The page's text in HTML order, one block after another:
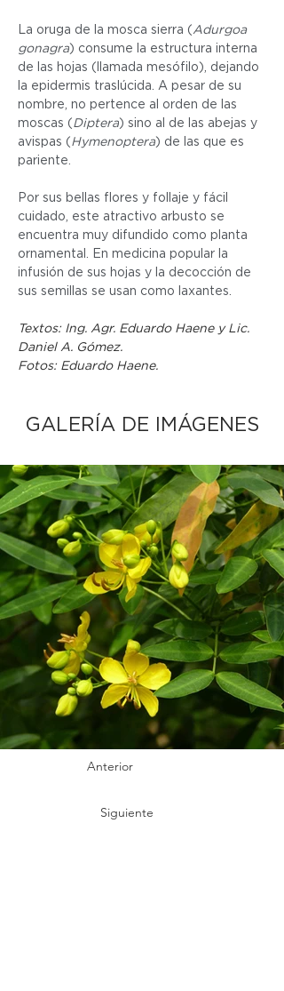
La oruga de la mosca sierra (Adurgoa
gonagra) consume la estructura interna
de las hojas (llamada mesófilo), dejando
la epidermis traslúcida. A pesar de su
nombre, no pertence al orden de las
moscas ( Diptera) sino al de las abejas y
avispas ( Hymenoptera) de las que es
pariente.
Por sus bellas flores y follaje y fácil
cuidado, este atractivo arbusto se
encuentra muy difundido como planta
ornamental. En medicina popular la
infusión de sus hojas y la decocción de
sus semillas se usan como laxantes.
Textos: Ing. Agr. Eduardo Haene y Lic.
Daniel A. Gómez.
Fotos: Eduardo Haene.
GALERÍA DE IMÁGENES
Anterior
Siguiente